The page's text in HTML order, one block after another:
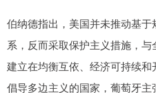
伯纳德指出，美国并未推动基
系，反而采取保护主义措施，
建立在均衡互依、经济可持续
倡导多边主义的国家，葡萄牙